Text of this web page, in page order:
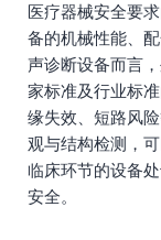
医疗器械安全要
备的机械性能、
声诊断设备而言
家标准及行业标
缘失效、短路风
观与结构检测，
临床环节的设备
安全。